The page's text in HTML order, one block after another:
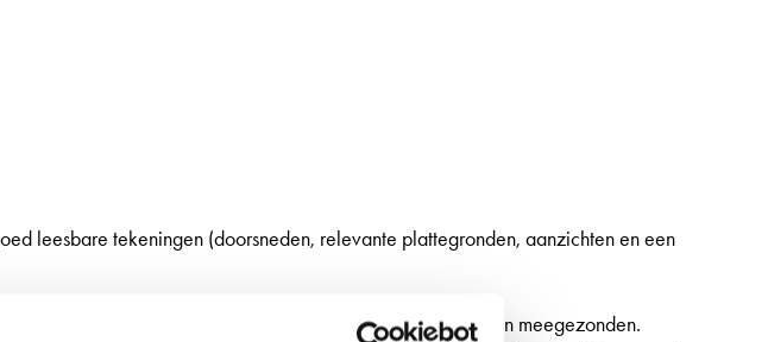
leesbare tekeningen (doorsneden, relevante plattegronden, aanzichten en een
kunnen in dit formulier worden geüpload en meegezonden.